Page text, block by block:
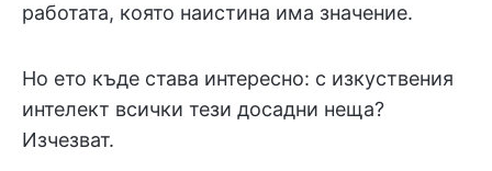
работата, която наистина има значение.
Но ето къде става интересно: с изкуствения
интелект всички тези досадни неща?
Изчезват.